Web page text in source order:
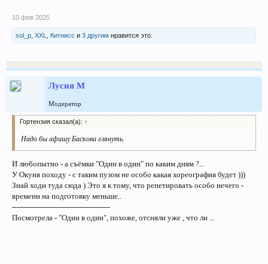
10 фев 2025
sol_p XXL Китнисс и 3 другим нравится это.
Лусия М
Модератор
Гортензия сказал(а): ↑
Надо бы афишу Баскова глянуть.
И любопытно - а съёмки "Один в один" по каким дням ?...
У Окуня походу - с таким пузом не особо какая хореография будет )))
Знай ходи туда сюда ) Это я к тому, что репетировать особо нечего -
времени на подготовку меньше..
-----------------------------------------
Посмотрела - "Один в один", похоже, отсняли уже , что ли ...